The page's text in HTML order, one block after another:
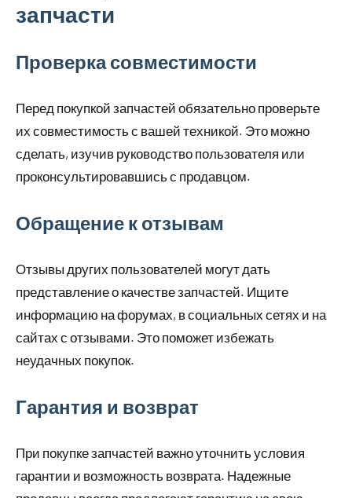
запчасти
Проверка совместимости
Перед покупкой запчастей обязательно проверьте
их совместимость с вашей техникой. Это можно
сделать, изучив руководство пользователя или
проконсультировавшись с продавцом.
Обращение к отзывам
Отзывы других пользователей могут дать
представление о качестве запчастей. Ищите
информацию на форумах, в социальных сетях и на
сайтах с отзывами. Это поможет избежать
неудачных покупок.
Гарантия и возврат
При покупке запчастей важно уточнить условия
гарантии и возможность возврата. Надежные